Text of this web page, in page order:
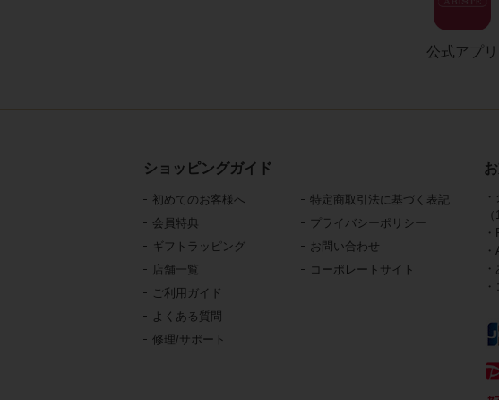
公式アプリ
ショッピングガイド
初めてのお客様へ
会員特典
ギフトラッピング
店舗一覧
ご利用ガイド
よくある質問
修理/サポート
特定商取引法に基づく表記
プライバシーポリシー
お問い合わせ
コーポレートサイト